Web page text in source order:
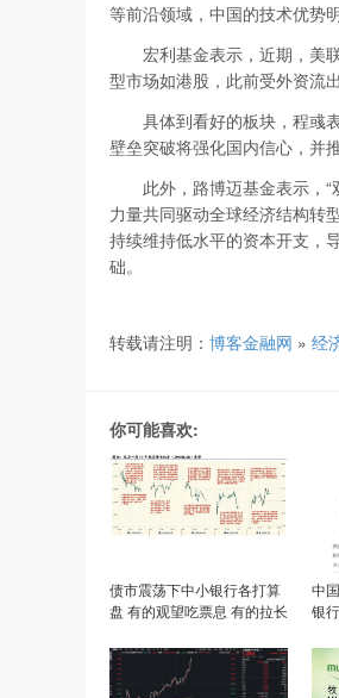
等前沿领域，中国的技术优势
宏利基金表示，近期，美联
型市场如港股，此前受外资流
具体到看好的板块，程彧表
壁垒突破将强化国内信心，并
此外，路博迈基金表示，“
力量共同驱动全球经济结构转
持续维持低水平的资本开支，
础。
转载请注明： 博客金融网 » 经
你可能喜欢:
债市震荡下中小银行各打算
盘 有的观望吃票息 有的拉长
中
银